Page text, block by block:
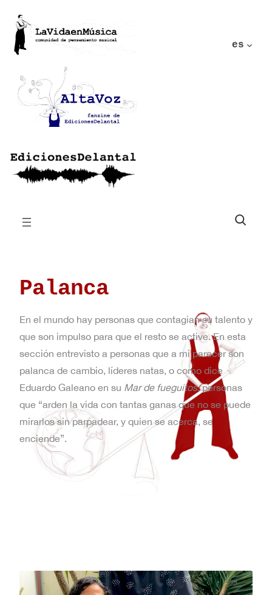
es
Buscar
Palanca
En el mundo hay personas que contagian su talento y
que son impulso para que el resto se active. En esta
sección entrevisto a personas que a mi parecer son
palanca de cambio, líderes natas, o como dice
Eduardo Galeano en su Mar de fueguitos, personas
que “arden la vida con tantas ganas que no se puede
mirarlos sin parpadear, y quien se acerca, se
enciende”.